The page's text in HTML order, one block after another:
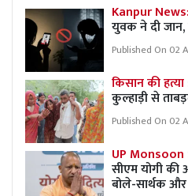
Kanpur News:
युवक ने दी
Published On 02
किसान की हत्या
कुल्हाड़ी से
Published On 02
UP
सीएम योगी
बोले-सार्थक और